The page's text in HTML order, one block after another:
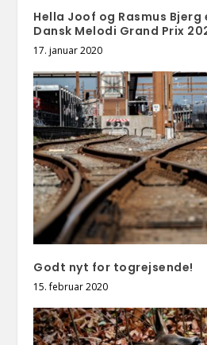
Hella Joof og Rasmus
Dansk Melodi Grand Prix
17. januar 2020
Godt nyt for togrejsende!
15. februar 2020